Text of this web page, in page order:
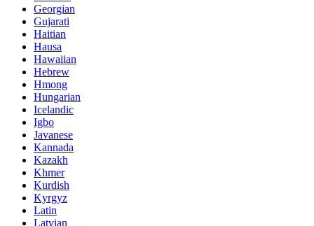
Georgian
Gujarati
Haitian
Hausa
Hawaiian
Hebrew
Hmong
Hungarian
Icelandic
Igbo
Javanese
Kannada
Kazakh
Khmer
Kurdish
Kyrgyz
Latin
Latvian